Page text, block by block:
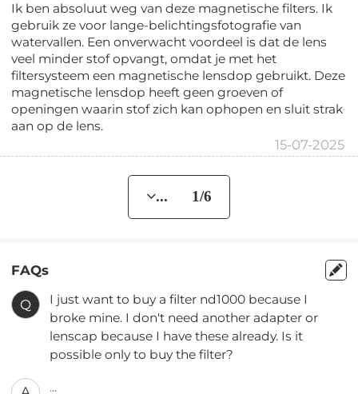
Ik ben absoluut weg van deze magnetische filters. Ik
gebruik ze voor lange-belichtingsfotografie van
watervallen. Een onverwacht voordeel is dat de lens
veel minder stof opvangt, omdat je met het
filtersysteem een magnetische lensdop gebruikt. Deze
magnetische lensdop heeft geen groeven of
openingen waarin stof zich kan ophopen en sluit strak
aan op de lens.
15-07-2025
... 1/6
FAQs
Q
I just want to buy a filter nd1000 because I
broke mine. I don't need another adapter or
lenscap because I have these already. Is it
possible only to buy the filter?
...